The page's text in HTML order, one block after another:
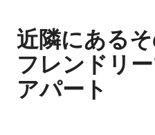
近隣にある
フレンドリ
アパート